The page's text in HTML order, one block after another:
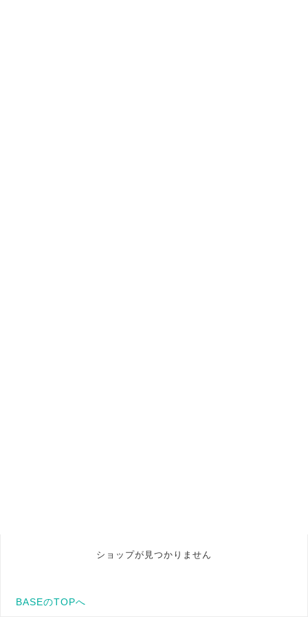
ショップが見つかりません
BASEのTOPへ